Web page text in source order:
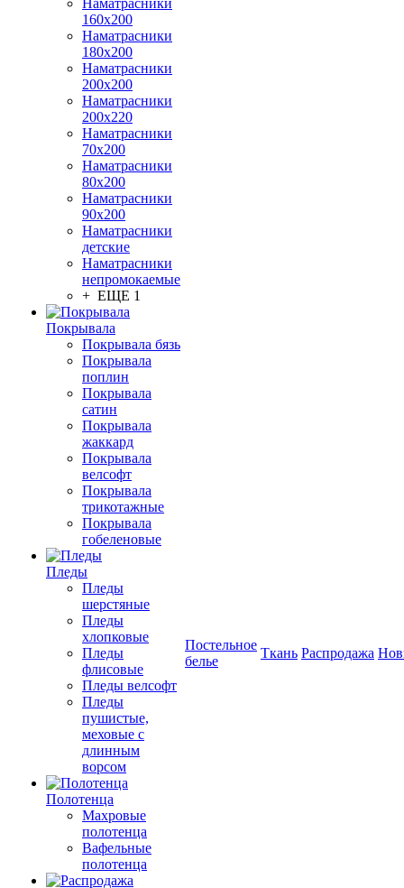
Наматрасники
160х200
Наматрасники
180х200
Наматрасники
200х200
Наматрасники
200х220
Наматрасники
70х200
Наматрасники
80х200
Наматрасники
90х200
Наматрасники
детские
Наматрасники
непромокаемые
+ ЕЩЕ 1
Покрывала
Покрывала бязь
Покрывала
поплин
Покрывала
сатин
Покрывала
жаккард
Покрывала
велсофт
Покрывала
трикотажные
Покрывала
гобеленовые
Пледы
Пледы
шерстяные
Пледы
хлопковые
Пледы
флисовые
Пледы велсофт
Пледы
пушистые,
меховые с
длинным
ворсом
Полотенца
Махровые
полотенца
Вафельные
полотенца
Постельное
белье
Ткань Распродажа